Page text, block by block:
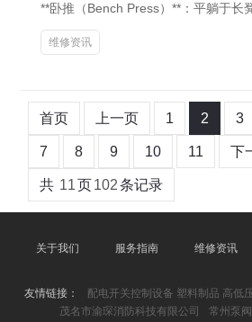
**卧推（Bench Press）**：平躺于长
维修资讯
首页 上一页 1 2 3
7 8 9 10 11 下
共 11页102条记录
关于我们 服务指南 维修资讯
友情链接：
配电开关控制设备 塑料制品 高低
茂名市渝琛消防科技有限公司
常州泵